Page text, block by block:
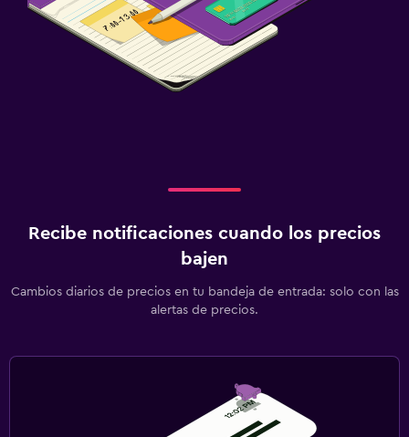
Recibe notificaciones cuando los precios
bajen
Cambios diarios de precios en tu bandeja de entrada: solo con las
alertas de precios.